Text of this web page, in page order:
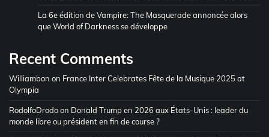
La 6e édition de Vampire: The Masquerade annoncée alors
que World of Darkness se développe
Recent Comments
Williambon on France Inter Celebrates Fête de la Musique 2025 at
Olympia
RodolfoDrodoon Donald Trump en 2026 aux États-Unis : leader du
monde libre ou président en fin de course ?